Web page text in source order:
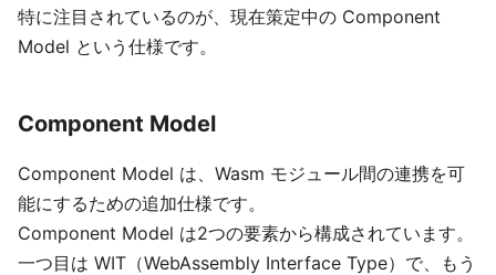
特に注目されているのが、現在策定中の Component
Model という仕様です。
Component Model
Component Model は、Wasm モジュール間の連携を可
能にするための追加仕様です。
Component Model は2つの要素から構成されています。
一つ目は WIT（WebAssembly Interface Type）で、もう